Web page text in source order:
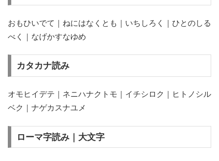
おもひいでて｜ねにはなくとも｜いちしろく｜ひとのしる
べく｜なげかすなゆめ
カタカナ読み
オモヒイデテ｜ネニハナクトモ｜イチシロク｜ヒトノシル
ベク｜ナゲカスナユメ
ローマ字読み｜大文字